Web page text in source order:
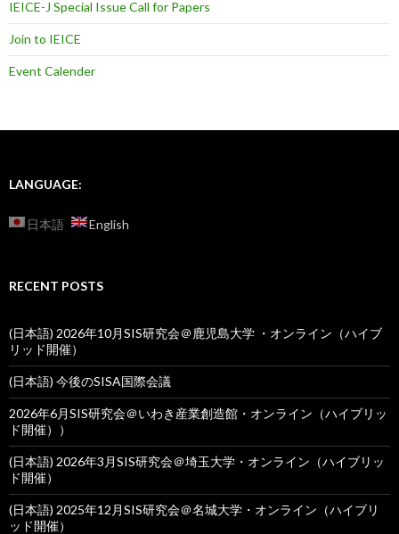
IEICE-J Special Issue Call for Papers
Join to IEICE
Event Calender
LANGUAGE:
日本語 English
RECENT POSTS
(日本語) 2026年10月SIS研究会＠鹿児島大学 ・オンライン（ハイブ
リッド開催）
(日本語) 今後のSISA国際会議
2026年6月SIS研究会＠いわき産業創造館・オンライン（ハイブリッ
ド開催））
(日本語) 2026年3月SIS研究会＠埼玉大学・オンライン（ハイブリッ
ド開催）
(日本語) 2025年12月SIS研究会＠名城大学・オンライン（ハイブリ
ッド開催）